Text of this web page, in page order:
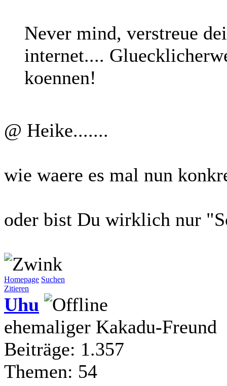
Never mind, verstreue
internet....
koennen!
@ Heike.......
wie waere es mal nun
oder bist Du wirklich nur
Homepage Suchen
Zitieren
Uhu
ehemaliger Kakadu-Freund
Beiträge: 1.357
Themen: 54